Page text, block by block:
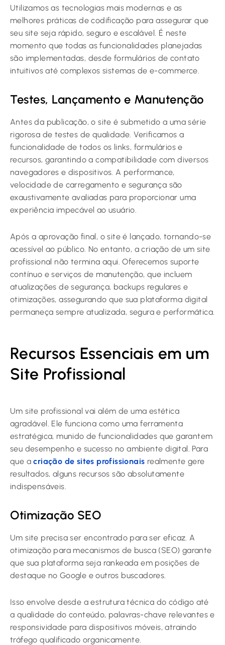
Utilizamos as tecnologias mais modernas e as
melhores práticas de codificação para assegurar que
seu site seja rápido, seguro e escalável. É neste
momento que todas as funcionalidades planejadas
são implementadas, desde formulários de contato
intuitivos até complexos sistemas de e-commerce.
Testes, Lançamento e Manutenção
Antes da publicação, o site é submetido a uma série
rigorosa de testes de qualidade. Verificamos a
funcionalidade de todos os links, formulários e
recursos, garantindo a compatibilidade com diversos
navegadores e dispositivos. A performance,
velocidade de carregamento e segurança são
exaustivamente avaliadas para proporcionar uma
experiência impecável ao usuário.
Após a aprovação final, o site é lançado, tornando-se
acessível ao público. No entanto, a criação de um site
profissional não termina aqui. Oferecemos suporte
contínuo e serviços de manutenção, que incluem
atualizações de segurança, backups regulares e
otimizações, assegurando que sua plataforma digital
permaneça sempre atualizada, segura e performática.
Recursos Essenciais em um
Site Profissional
Um site profissional vai além de uma estética
agradável. Ele funciona como uma ferramenta
estratégica, munido de funcionalidades que garantem
seu desempenho e sucesso no ambiente digital. Para
que acriação de sites profissionais realmente gere
resultados, alguns recursos são absolutamente
indispensáveis.
Otimização SEO
Um site precisa ser encontrado para ser eficaz. A
otimização para mecanismos de busca (SEO) garante
que sua plataforma seja rankeada em posições de
destaque no Google e outros buscadores.
Isso envolve desde a estrutura técnica do código até
a qualidade do conteúdo, palavras-chave relevantes e
responsividade para dispositivos móveis, atraindo
tráfego qualificado organicamente.